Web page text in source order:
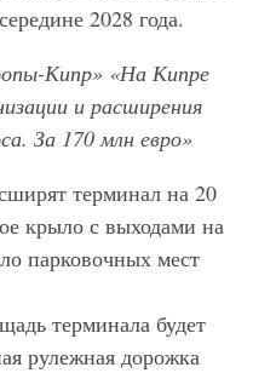
2028 года.
Кипр» «На Кипре
и расширения
За 170 млн евро»
терминал на 20
крыло с выходами на
парковочных мест
терминала будет
рулежная дорожка